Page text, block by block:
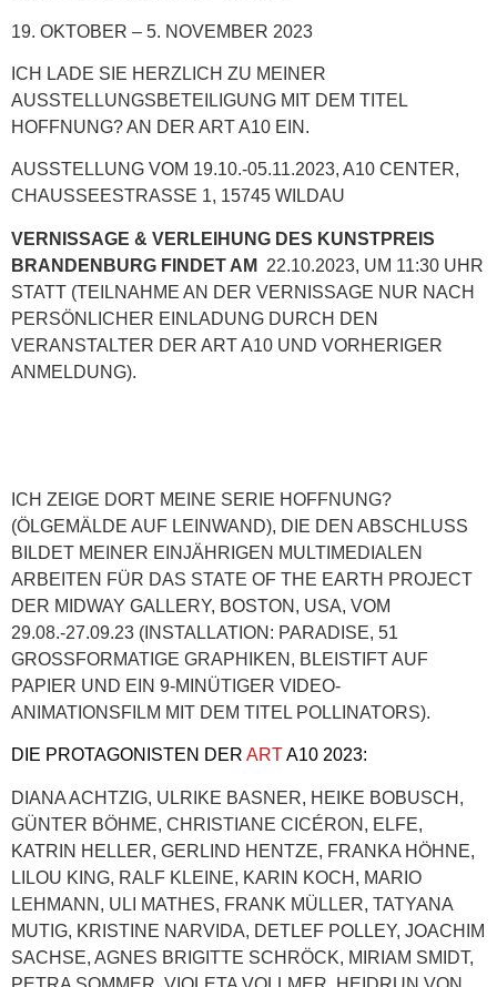
19. OKTOBER – 5. NOVEMBER 2023
ICH LADE SIE HERZLICH ZU MEINER
AUSSTELLUNGSBETEILIGUNG MIT DEM TITEL
HOFFNUNG? AN DER ART A10 EIN.
AUSSTELLUNG VOM 19.10.-05.11.2023, A10 CENTER,
CHAUSSEESTRASSE 1, 15745 WILDAU
VERNISSAGE & VERLEIHUNG DES KUNSTPREIS
BRANDENBURG FINDET AM
22.10.2023, UM 11:30 UHR
STATT (TEILNAHME AN DER VERNISSAGE NUR NACH
PERSÖNLICHER EINLADUNG DURCH DEN
VERANSTALTER DER ART A10 UND VORHERIGER
ANMELDUNG).
ICH ZEIGE DORT MEINE SERIE HOFFNUNG?
(ÖLGEMÄLDE AUF LEINWAND), DIE DEN ABSCHLUSS
BILDET MEINER EINJÄHRIGEN MULTIMEDIALEN
ARBEITEN FÜR DAS STATE OF THE EARTH PROJECT
DER MIDWAY GALLERY, BOSTON, USA, VOM
29.08.-27.09.23 (INSTALLATION: PARADISE, 51
GROSSFORMATIGE GRAPHIKEN, BLEISTIFT AUF P
APIER UND EIN 9-MINÜTIGER VIDEO-A
NIMATIONSFILM MIT DEM TITEL POLLINATORS).
DIE PROTAGONISTEN DER ARTA10 2023:
DIANA ACHTZIG, ULRIKE BASNER, HEIKE BOBUSCH,
GÜNTER BÖHME, CHRISTIANE CICÉRON, ELFE,
KATRIN HELLER, GERLIND HENTZE, FRANKA HÖHNE,
LILOU KING, RALF KLEINE, KARIN KOCH, MARIO
LEHMANN, ULI MATHES, FRANK MÜLLER, TATYANA
MUTIG, KRISTINE NARVIDA, DETLEF POLLEY, JOACHIM
SACHSE, AGNES BRIGITTE SCHRÖCK, MIRIAM SMIDT,